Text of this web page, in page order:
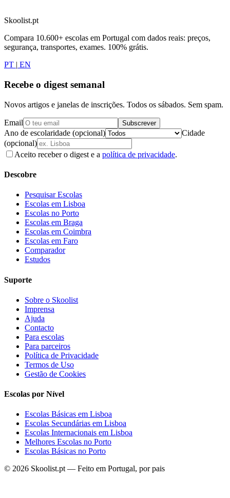
Skoolist.pt
Compara 10.600+ escolas em Portugal com dados reais: preços,
segurança, transportes, exames. 100% grátis.
PT | EN
Recebe o digest semanal
Novos artigos e janelas de inscrições. Todos os sábados. Sem spam.
Email Subscrever
Ano de escolaridade (opcional)
Cidade
(opcional)
Aceito receber o digest e a política de privacidade.
Descobre
Pesquisar Escolas
Escolas em Lisboa
Escolas no Porto
Escolas em Braga
Escolas em Coimbra
Escolas em Faro
Comparador
Estudos
Suporte
Sobre o Skoolist
Imprensa
Ajuda
Contacto
Para escolas
Para parceiros
Política de Privacidade
Termos de Uso
Gestão de Cookies
Escolas por Nível
Escolas Básicas em Lisboa
Escolas Secundárias em Lisboa
Escolas Internacionais em Lisboa
Melhores Escolas no Porto
Escolas Básicas no Porto
© 2026 Skoolist.pt — Feito em Portugal, por pais